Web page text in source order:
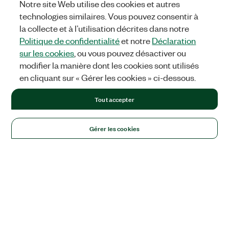
Notre site Web utilise des cookies et autres
technologies similaires. Vous pouvez consentir à
la collecte et à l’utilisation décrites dans notre
Politique de confidentialitéet notreDéclaration
sur les cookies , ou vous pouvez désactiver ou
modifier la manière dont les cookies sont utilisés
en cliquant sur « Gérer les cookies » ci-dessous.
Gérer les cookies
Tout accepter